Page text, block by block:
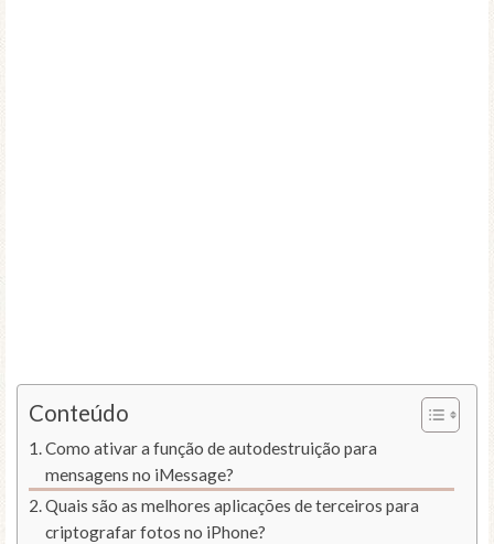
Conteúdo
Como ativar a função de autodestruição para
mensagens no iMessage?
Quais são as melhores aplicações de terceiros para
criptografar fotos no iPhone?